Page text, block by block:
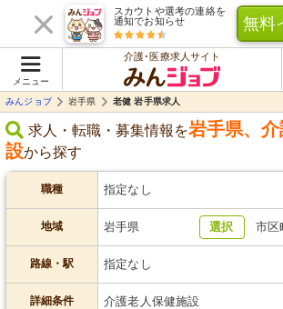
スカウトや選考の連絡を
通知でお知らせ
無料
メニュー
介護･医療求人サイト
みんジョブ
岩手県 老健 岩手県求人
求人・転職・募集情報を岩手県、 介
設から探す
職種 指定なし
地域 岩手県 選択 市区
路線・駅 指定なし
詳細条件 介護老人保健施設